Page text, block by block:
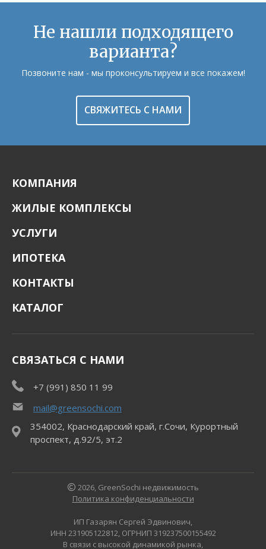
Не нашли подходящего
варианта?
Позвоните нам - мы проконсультируем и все покажем!
СВЯЖИТЕСЬ С НАМИ
КОМПАНИЯ
ЖИЛЫЕ КОМПЛЕКСЫ
УСЛУГИ
ИПОТЕКА
КОНТАКТЫ
КАТАЛОГ
СВЯЗАТЬСЯ С НАМИ
+7 (991) 850 11 99
mail@greensochi.com
354002, Краснодарский край, г.Сочи, Курортный
проспект, д.92/5, эт.2
2026, GreenSochi недвижимость
Политика конфиденциальности
ИП Газарян Сергей Эдвинович,
ИНН 231905122812, ОГРНИП 319237500155492
В связи с высокой динамикой рынка,